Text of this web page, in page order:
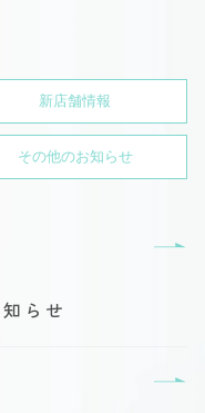
新店舗情報
その他のお知らせ
らせ